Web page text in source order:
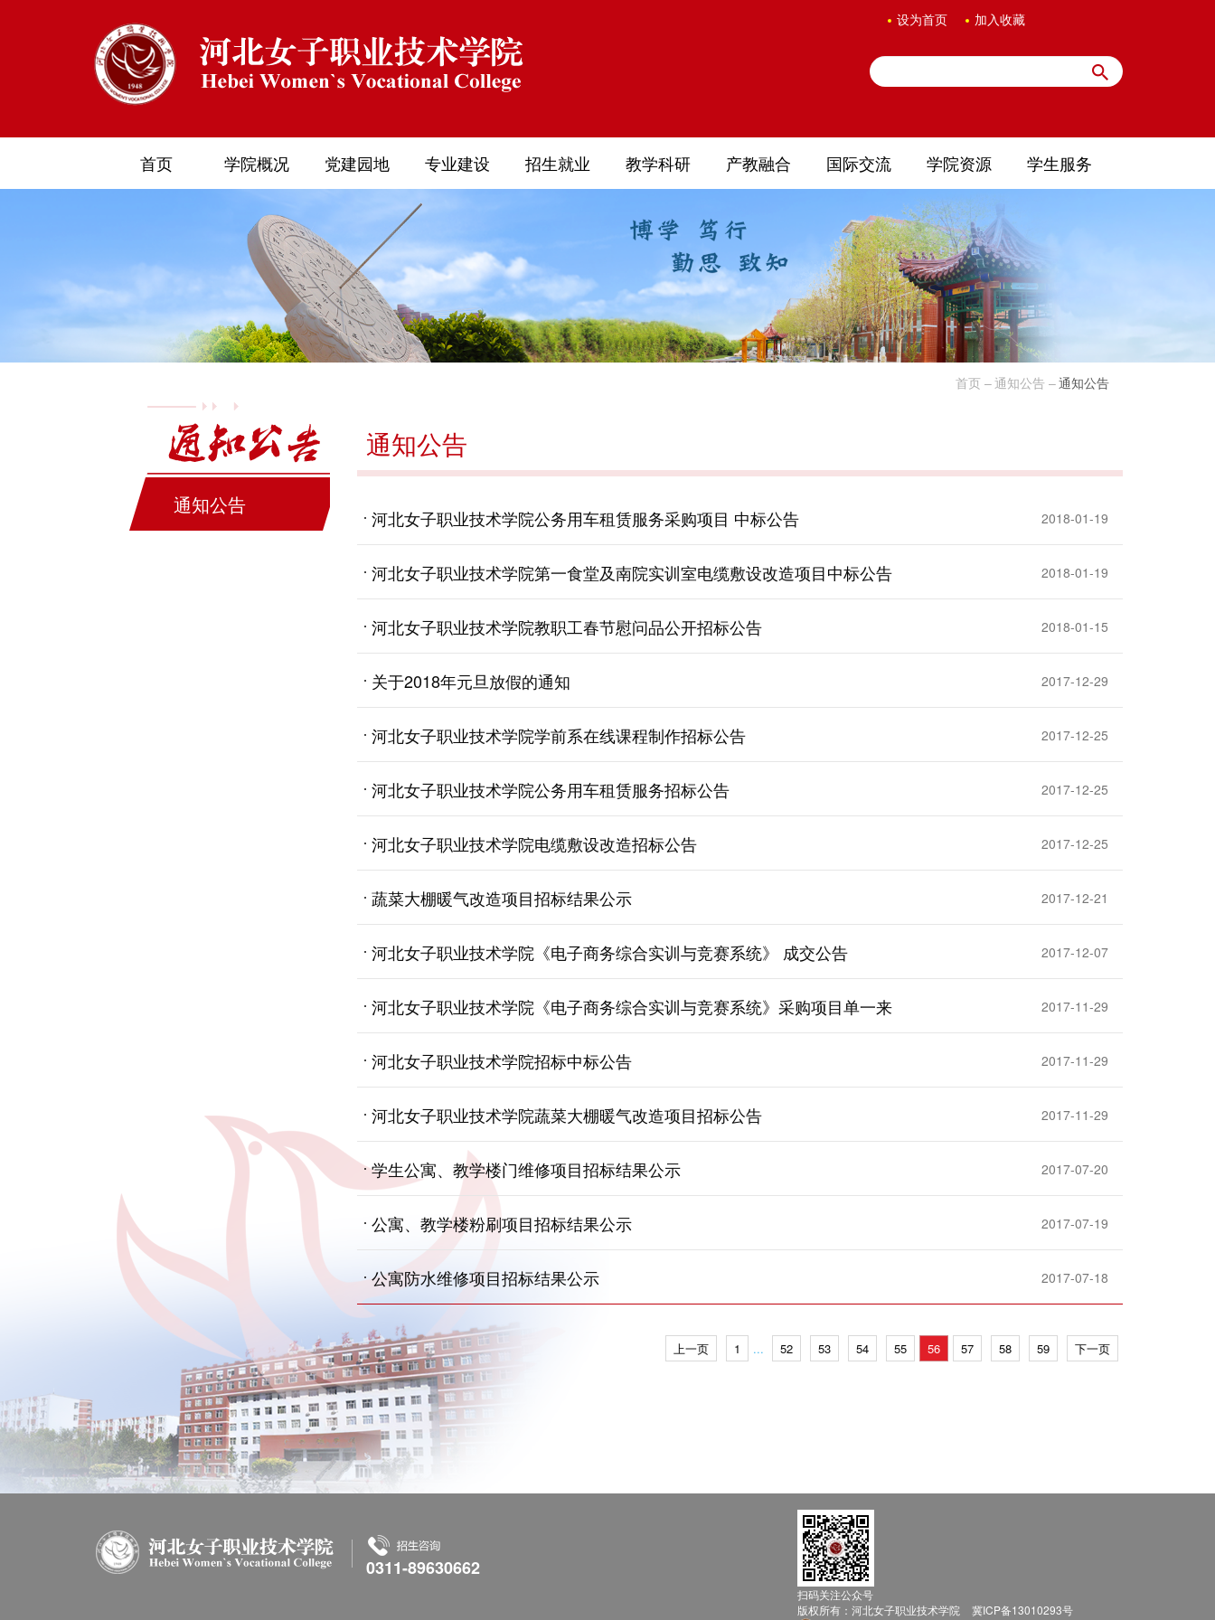
设为首页 加入收藏
首页 学院概况 党建园地 专业建设 招生就业 教学科研 产教融合 国际交流 学院资源 学生服务
首页 通知公告 通知公告
通知公告
通知公告
2018-01-19
河北女子职业技术学院公务用车租赁服务采购项目 中标公告
2018-01-19
河北女子职业技术学院第一食堂及南院实训室电缆敷设改造项目中标公告
2018-01-15
河北女子职业技术学院教职工春节慰问品公开招标公告
2017-12-29
关于2018年元旦放假的通知
2017-12-25
河北女子职业技术学院学前系在线课程制作招标公告
2017-12-25
河北女子职业技术学院公务用车租赁服务招标公告
2017-12-25
河北女子职业技术学院电缆敷设改造招标公告
2017-12-21
蔬菜大棚暖气改造项目招标结果公示
2017-12-07
河北女子职业技术学院《电子商务综合实训与竞赛系统》 成交公告
2017-11-29
河北女子职业技术学院《电子商务综合实训与竞赛系统》采购项目单一来
2017-11-29
河北女子职业技术学院招标中标公告
2017-11-29
河北女子职业技术学院蔬菜大棚暖气改造项目招标公告
2017-07-20
学生公寓、教学楼门维修项目招标结果公示
2017-07-19
公寓、教学楼粉刷项目招标结果公示
2017-07-18
公寓防水维修项目招标结果公示
上一页 1 ... 52 53 54 55 56 57 58 59 下一页
0311-89630662
扫码关注公众号
版权所有：河北女子职业技术学院
冀ICP备13010293号